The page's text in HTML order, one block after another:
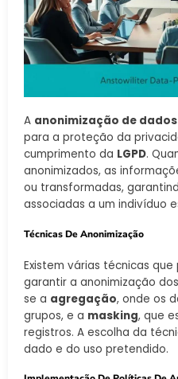
A anonimização de dados
para a proteção da
cumprimento da LGPD.
anonimizados, as
ou transformadas,
associadas a um indivíduo
Técnicas De Anonimização
Existem várias técnicas
garantir a anonimização
se a agregação, onde os
grupos, e a masking, que
registros. A escolha da
dado e do uso pretendido.